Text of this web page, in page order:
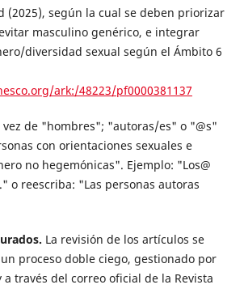
(2025), según la cual se deben priorizar
masculino genérico, e integrar
diversidad sexual según el Ámbito 6
ark:/48223/pf0000381137
de "hombres"; "autoras/es" o "@s"
con orientaciones sexuales e
no hegemónicas". Ejemplo: "Los@
o reescriba: "Las personas autoras
La revisión de los artículos se
proceso doble ciego, gestionado por
a través del correo oficial de la Revista